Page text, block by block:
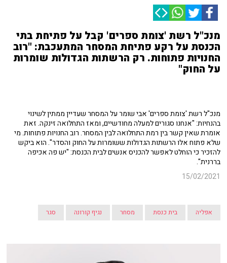
מנכ"ל רשת 'צומת ספרים' קבל על פתיחת בתי
הכנסת על רקע פתיחת המסחר המתעכבת: "רוב
החנויות פתוחות. רק הרשתות הגדולות שומרות
על החוק"
מנכ"ל רשת 'צומת ספרים' אבי שומר על המסחר שעדיין ממתין לשינוי
בהנחיות: "אנחנו סגורים למעלה מחודשיים, ומאז התחלואה זינקה. זאת
אומרת שאין קשר בין רמת התחלואה לבין המסחר. רוב החנויות פתוחות. מי
שלא פתוח אלו הרשתות הגדולות ששומרות על החוק והסדר". הוא ביקש
להזכיר כי הוחלט לאפשר להכניס אנשים לבית הכנסת: "יש פה אכיפה
בררנית".
15/02/2021
אפליה בית כנסת מסחר נגיף קורונה סגר